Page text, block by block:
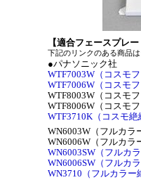
【適合フェースプレー
下記のリンクのある商品
●パナソニック社
WTF7003W（コスモ
WTF7006W（コスモ
WTF8003W（コスモ
WTF8006W（コスモ
WTF3710K（コスモ絶
WN6003W（フルカラ
WN6006W（フルカラ
WN6003SW（フルカ
WN6006SW（フルカ
WN3710（フルカラー